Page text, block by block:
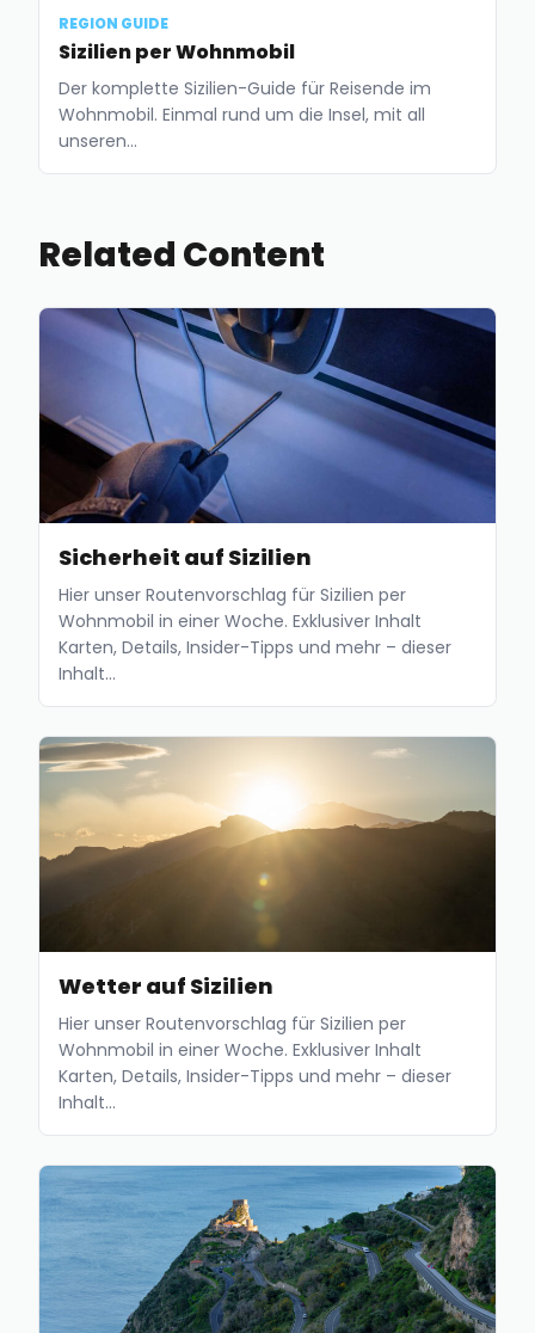
REGION GUIDE
Sizilien per Wohnmobil
Der komplette Sizilien-Guide für Reisende im
Wohnmobil. Einmal rund um die Insel, mit all
unseren…
Related Content
Sicherheit auf Sizilien
Hier unser Routenvorschlag für Sizilien per
Wohnmobil in einer Woche. Exklusiver Inhalt
Karten, Details, Insider-Tipps und mehr – dieser
Inhalt…
Wetter auf Sizilien
Hier unser Routenvorschlag für Sizilien per
Wohnmobil in einer Woche. Exklusiver Inhalt
Karten, Details, Insider-Tipps und mehr – dieser
Inhalt…